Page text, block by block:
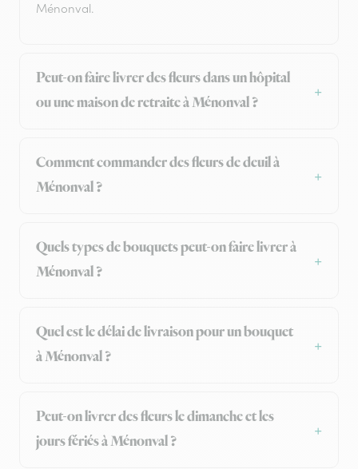
Ménonval.
Peut-on faire livrer des fleurs dans un hôpital
ou une maison de retraite à Ménonval ?
Comment commander des fleurs de deuil à
Ménonval ?
Quels types de bouquets peut-on faire livrer à
Ménonval ?
Quel est le délai de livraison pour un bouquet
à Ménonval ?
Peut-on livrer des fleurs le dimanche et les
jours fériés à Ménonval ?